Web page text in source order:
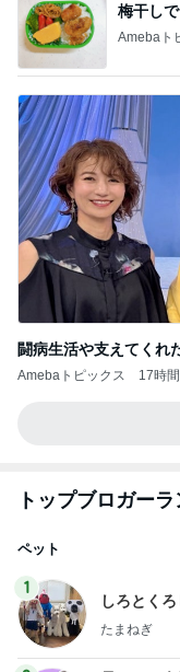
梅干し
Amebaト
闘病生活や支えてくれ
Amebaトピックス 17時
トップブロガー
ペット
1
しろとく
たまねぎ